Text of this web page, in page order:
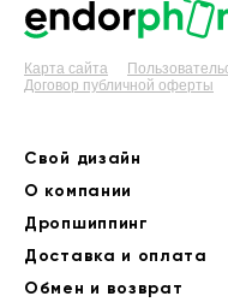
Карта сайта
Договор публичной оферты
Свой дизайн
О компании
Дропшиппинг
Доставка и оплата
Обмен и возврат